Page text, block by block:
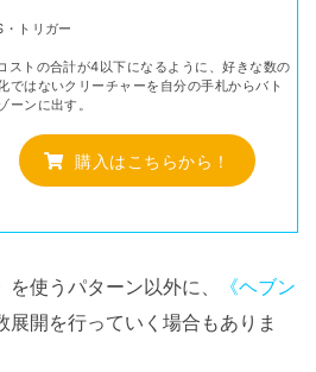
トリガー
ストの合計が4以下になるように、好きな数の
ではないクリーチャーを自分の手札からバト
ーンに出す。
購入はこちらから！
を使うパターン以外に、
《ヘブン
展開を行っていく場合もありま